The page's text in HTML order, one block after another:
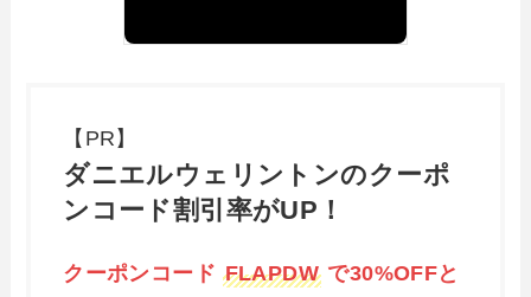
【PR】
ダニエルウェリントンのクーポ
ンコード割引率がUP！
クーポンコード FLAPDWで30%OFFと